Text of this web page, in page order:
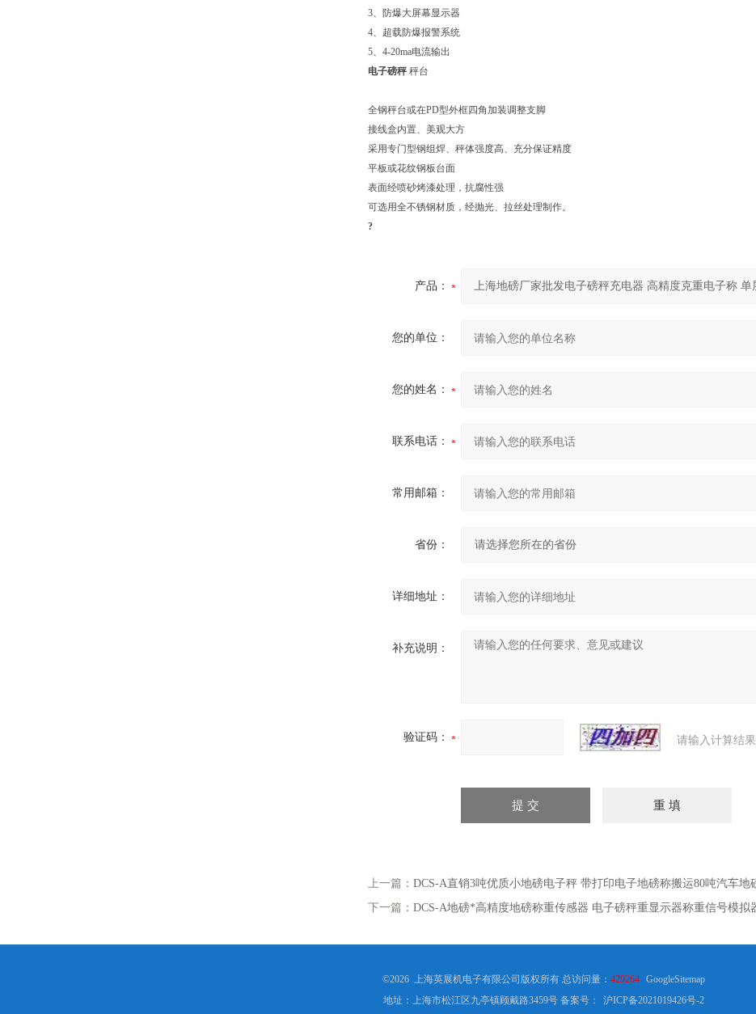
3、防爆大屏幕显示器
4、超载防爆报警系统
5、4-20ma电流输出
电子磅秤秤台
全钢秤台或在PD型外框四角加装调整支脚
接线盒内置、美观大方
采用专门型钢组焊、秤体强度高、充分保证精度
平板或花纹钢板台面
表面经喷砂烤漆处理，抗腐性强
可选用全不锈钢材质，经抛光、拉丝处理制作。
?
产品：
您的单位：
您的姓名：
联系电话：
常用邮箱：
省份：
详细地址：
补充说明：
验证码： 请输入计算结
上一篇： DCS-A直销3吨优质小地磅电子秤 带打印电子地磅称搬运80吨汽车地
下一篇： DCS-A地磅*高精度地磅称重传感器 电子磅秤重显示器称重信号模拟
©2026 上海英展机电子有限公司版权所有 总访问量： 429264
GoogleSitemap
地址：上海市松江区九亭镇顾戴路3459号备案号： 沪ICP备2021019426号-2